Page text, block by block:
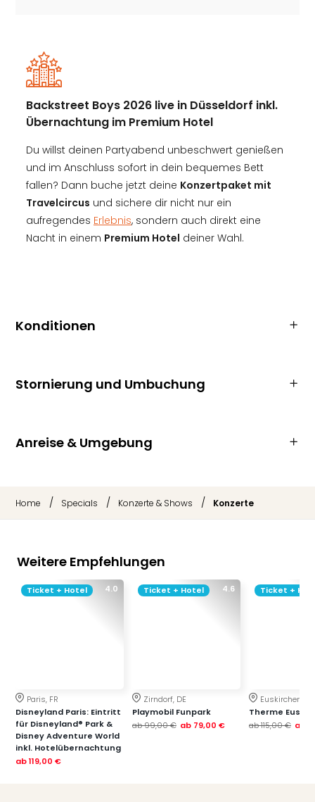
Backstreet Boys 2026 live in Düsseldorf inkl.
Übernachtung im Premium Hotel
Du willst deinen Partyabend unbeschwert genießen
und im Anschluss sofort in dein bequemes Bett
fallen? Dann buche jetzt deine Konzertpaket mit
Travelcircus und sichere dir nicht nur ein
aufregendes Erlebnis, sondern auch direkt eine
Nacht in einem Premium Hotel deiner Wahl.
Konditionen
Stornierung und Umbuchung
Anreise & Umgebung
Home / Specials / Konzerte & Shows / Konzerte
Weitere Empfehlungen
4.0
Ticket + Hotel
Paris, FR
Disneyland Paris: Eintritt
für Disneyland® Park &
Disney Adventure World
inkl. Hotelübernachtung
ab119,00 €
4.6
Ticket + Hotel
Zirndorf, DE
Playmobil Funpark
ab99,00 € ab 79,00 €
Ticket +
Euskirchen, DE
Therme
ab115,00 € ab